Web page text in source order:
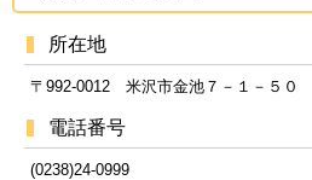
所在地
〒992-0012 米沢市金池７－１－５０
電話番号
(0238)24-0999